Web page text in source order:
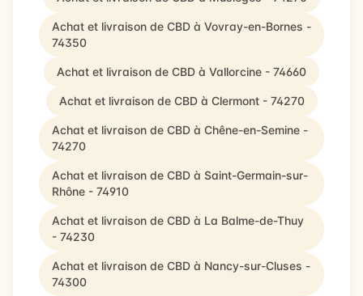
Achat et livraison de CBD à Vovray-en-Bornes -
74350
Achat et livraison de CBD à Vallorcine - 74660
Achat et livraison de CBD à Clermont - 74270
Achat et livraison de CBD à Chêne-en-Semine -
74270
Achat et livraison de CBD à Saint-Germain-sur-
Rhône - 74910
Achat et livraison de CBD à La Balme-de-Thuy
- 74230
Achat et livraison de CBD à Nancy-sur-Cluses -
74300